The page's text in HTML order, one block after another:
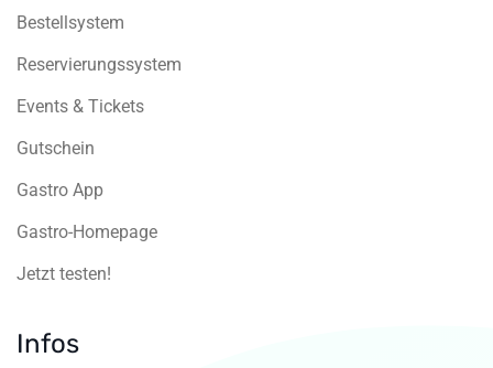
Bestellsystem
Reservierungssystem
Events & Tickets
Gutschein
Gastro App
Gastro-Homepage
Jetzt testen!
Infos